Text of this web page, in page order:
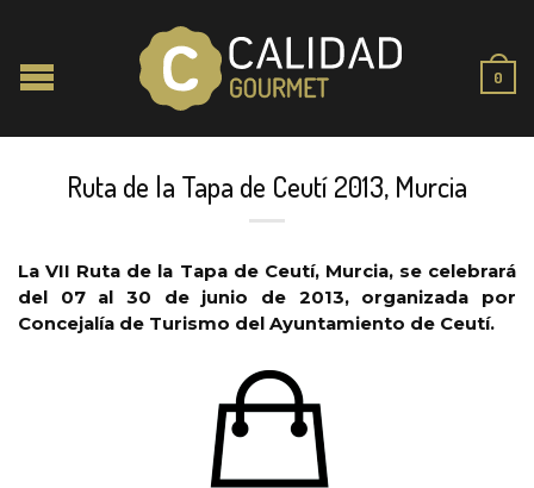
0
Ruta de la Tapa de Ceutí 2013, Murcia
La VII Ruta de la Tapa de Ceutí, Murcia, se celebrará
del 07 al 30 de junio de 2013, organizada por
Concejalía de Turismo del Ayuntamiento de Ceutí.